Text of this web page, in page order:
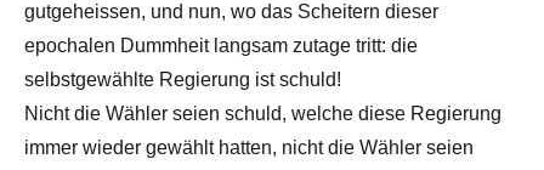
gutgeheissen, und nun, wo das Scheitern dieser
epochalen Dummheit langsam zutage tritt: die
selbstgewählte Regierung ist schuld!
Nicht die Wähler seien schuld, welche diese Regierung
immer wieder gewählt hatten, nicht die Wähler seien